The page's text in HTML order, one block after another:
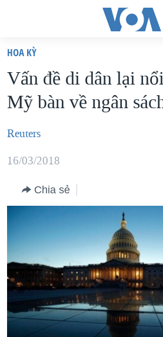
truy
cập
Tới
dung
chính
hướng
chính
Đi
tới
"Tìm"
VIỆT NAM
HOA KỲ
BIỂN ĐÔNG
DIỄN ĐÀN
NGƯỜI VIỆT HẢI NGOẠI
ĐỜI SỐNG
KINH TẾ
CHUYÊN ĐỀ
CHIẾN TRANH THƯƠNG MẠI CỦA
TẠI
HÀNH TRÌNH BẦU CỬ 2024
MỘT NĂM CHIẾN TRANH TẠI DẢI
GIẢI MÃ VÀNH ĐAI & CON ĐƯỜNG
HỌC TIẾNG ANH
VIDEO
NGHE
MẠNG XÃ HỘI
HOA KỲ
Vấn đề di dân lại
Mỹ bàn về ngân
Reuters
16/03/2018
Chia sẻ